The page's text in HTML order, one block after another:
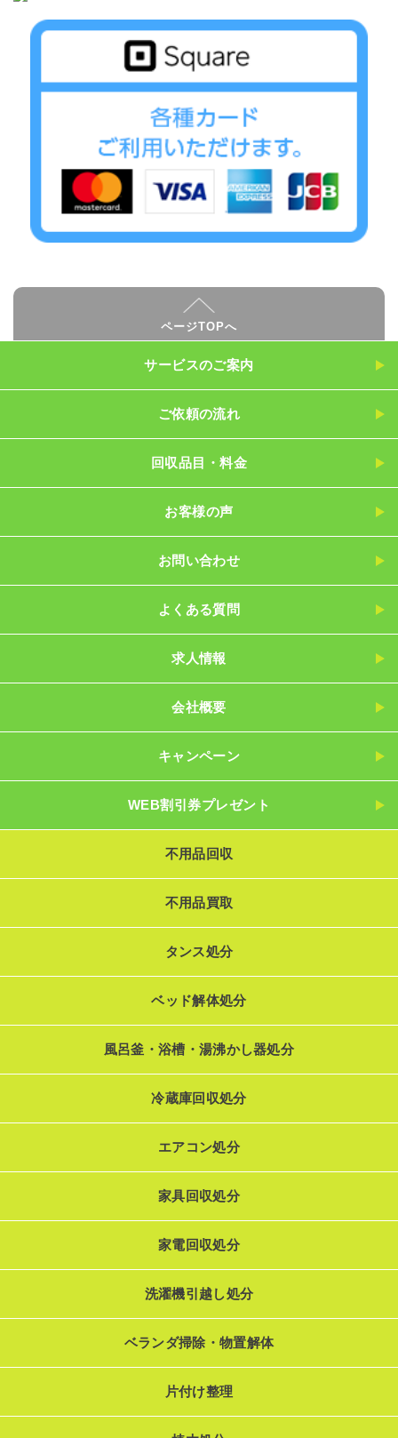
ページTOPへ
サービスのご案内
ご依頼の流れ
回収品目・料金
お客様の声
お問い合わせ
よくある質問
求人情報
会社概要
キャンペーン
WEB割引券プレゼント
不用品回収
不用品買取
タンス処分
ベッド解体処分
風呂釜・浴槽・湯沸かし器処分
冷蔵庫回収処分
エアコン処分
家具回収処分
家電回収処分
洗濯機引越し処分
ベランダ掃除・物置解体
片付け整理